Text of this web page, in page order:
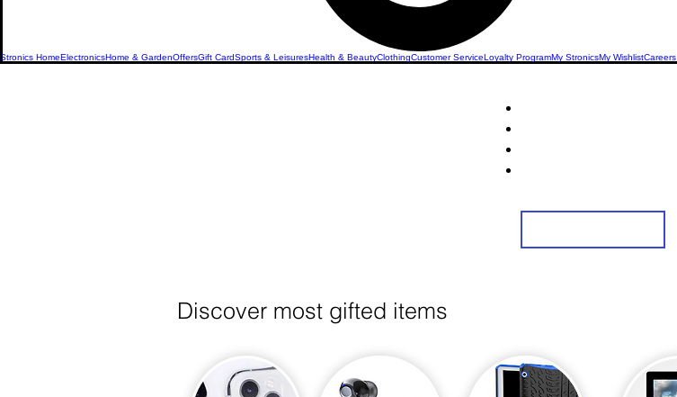
Stronics HomeElectronicsHome & GardenOffersGift CardSports & LeisuresHealth & BeautyClothingCustomer ServiceLoyalty ProgramMy StronicsMy WishlistCareers
Discover most gifted items